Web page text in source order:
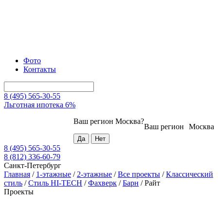
Фото
Контакты
8 (495) 565-30-55
Льготная ипотека 6%
Москва
Ваш регион
Ваш регион Москва?
8 (495) 565-30-55
8 (812) 336-60-79
Санкт-Петербург
Главная / 1-этажные / 2-этажные /Все проекты /Классический
стиль /Стиль HI-TECH /Фахверк /Барн /Райт
Проекты